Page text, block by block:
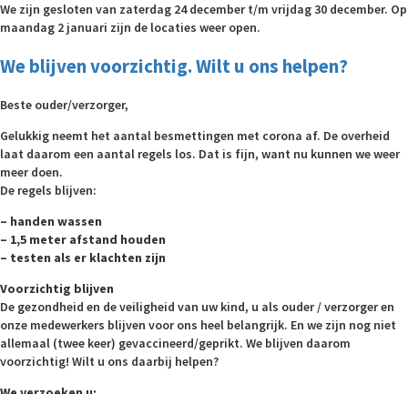
We zijn gesloten van zaterdag 24 december t/m vrijdag 30 december. Op
maandag 2 januari zijn de locaties weer open.
We blijven voorzichtig. Wilt u ons helpen?
Beste ouder/verzorger,
Gelukkig neemt het aantal besmettingen met corona af. De overheid
laat daarom een aantal regels los. Dat is fijn, want nu kunnen we weer
meer doen.
De regels blijven:
– handen wassen
– 1,5 meter afstand houden
– testen als er klachten zijn
Voorzichtig blijven
De gezondheid en de veiligheid van uw kind, u als ouder / verzorger en
onze medewerkers blijven voor ons heel belangrijk. En we zijn nog niet
allemaal (twee keer) gevaccineerd/geprikt. We blijven daarom
voorzichtig! Wilt u ons daarbij helpen?